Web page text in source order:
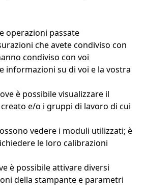
operazioni passate
che avete condiviso con
condiviso con voi
informazioni su di voi e la vostra
è possibile visualizzare il
e/o i gruppi di lavoro di cui
vedere i moduli utilizzati; è
le loro calibrazioni
è possibile attivare diversi
della stampante e parametri